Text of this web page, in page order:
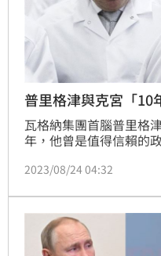
普里格津與克宮「10
瓦格納集團首腦普里格
年，他曾是值得信賴的
當而備受指責。
2023/08/24 04:32